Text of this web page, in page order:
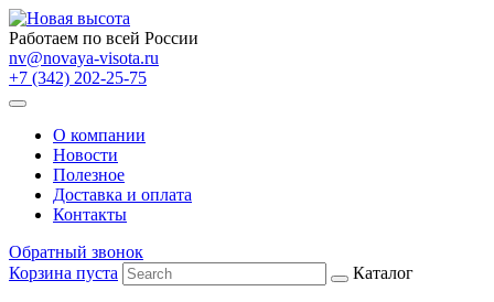
Работаем по всей России
nv@novaya-visota.ru
+7 (342) 202-25-75
О компании
Новости
Полезное
Доставка и оплата
Контакты
Обратный звонок
Корзина пуста
Каталог